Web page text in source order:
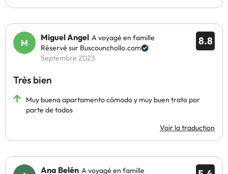
8.8
Miguel Angel A voyagé en famille
Réservé sur Buscounchollo.com
Septembre 2023
Très bien
Muy buena apartamento cómodo y muy buen trato por
parte de todos
Voir la traduction
Ana Belén A voyagé en famille